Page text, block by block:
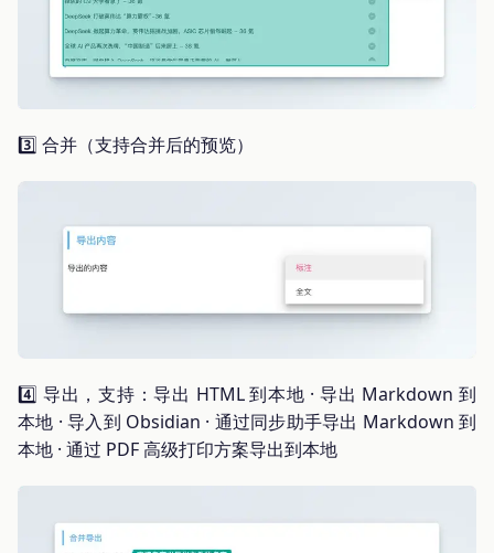
3️⃣ 合并（支持合并后的预览）
4️⃣ 导出，支持：导出 HTML 到本地 · 导出 Markdown 到
本地 · 导入到 Obsidian · 通过同步助手导出 Markdown 到
本地 · 通过 PDF 高级打印方案导出到本地